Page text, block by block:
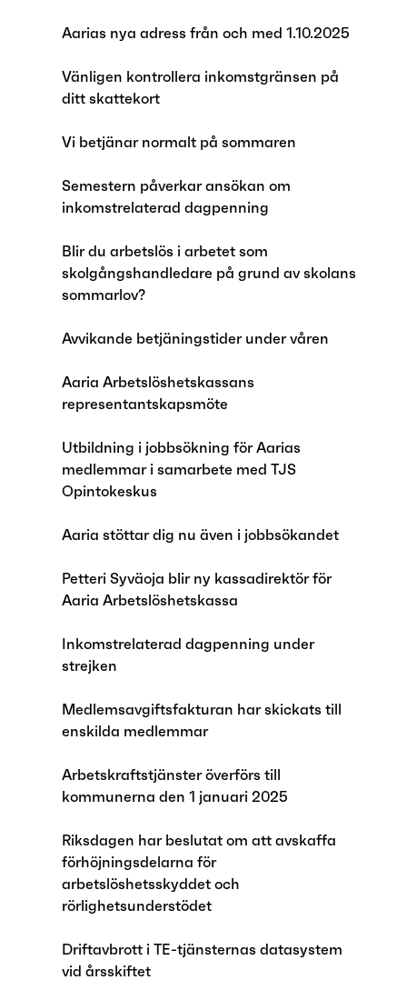
Aarias nya adress från och med 1.10.2025
Vänligen kontrollera inkomstgränsen på
ditt skattekort
Vi betjänar normalt på sommaren
Semestern påverkar ansökan om
inkomstrelaterad dagpenning
Blir du arbetslös i arbetet som
skolgångshandledare på grund av skolans
sommarlov?
Avvikande betjäningstider under våren
Aaria Arbetslöshetskassans
representantskapsmöte
Utbildning i jobbsökning för Aarias
medlemmar i samarbete med TJS
Opintokeskus
Aaria stöttar dig nu även i jobbsökandet
Petteri Syväoja blir ny kassadirektör för
Aaria Arbetslöshetskassa
Inkomstrelaterad dagpenning under
strejken
Medlemsavgiftsfakturan har skickats till
enskilda medlemmar
Arbetskraftstjänster överförs till
kommunerna den 1 januari 2025
Riksdagen har beslutat om att avskaffa
förhöjningsdelarna för
arbetslöshetsskyddet och
rörlighetsunderstödet
Driftavbrott i TE-tjänsternas datasystem
vid årsskiftet